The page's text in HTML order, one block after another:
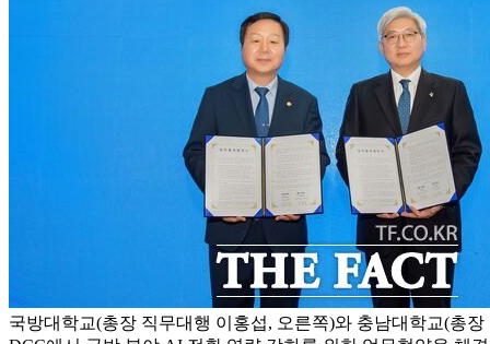
국방대학교(총장 직무대행 이홍섭, 오른쪽)와 충남대학교(총장